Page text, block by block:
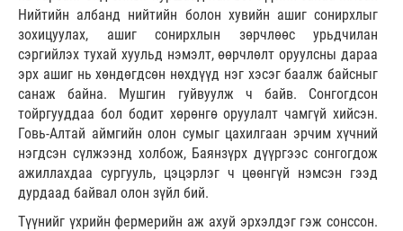
Нийтийн албанд нийтийн болон хувийн ашиг сонирхлыг
зохицуулах, ашиг сонирхлын зөрчлөөс урьдчилан
сэргийлэх тухай хуульд нэмэлт, өөрчлөлт оруулсны дараа
эрх ашиг нь хөндөгдсөн нөхдүүд нэг хэсэг баалж байсныг
санаж байна. Мушгин гуйвуулж ч байв. Сонгогдсон
тойргууддаа бол бодит хөрөнгө оруулалт чамгүй хийсэн.
Говь-Алтай аймгийн олон сумыг цахилгаан эрчим хүчний
нэгдсэн сүлжээнд холбож, Баянзүрх дүүргээс сонгогдож
ажиллахдаа сургууль, цэцэрлэг ч цөөнгүй нэмсэн гээд
дурдаад байвал олон зүйл бий.
Түүнийг үхрийн фермерийн аж ахуй эрхэлдэг гэж сонссон.